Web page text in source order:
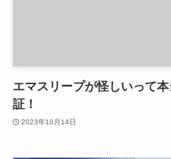
エマスリープが怪しいって
証！
2023年10月14日